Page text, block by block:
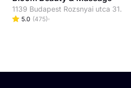
1139 Budapest Rozsnyai utca 31.
5.0 (475)